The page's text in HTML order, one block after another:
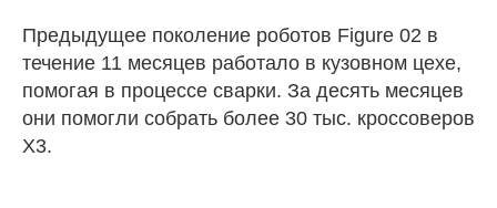
Предыдущее поколение роботов Figure 02 в
течение 11 месяцев работало в кузовном цехе,
помогая в процессе сварки. За десять месяцев
они помогли собрать более 30 тыс. кроссоверов
X3.